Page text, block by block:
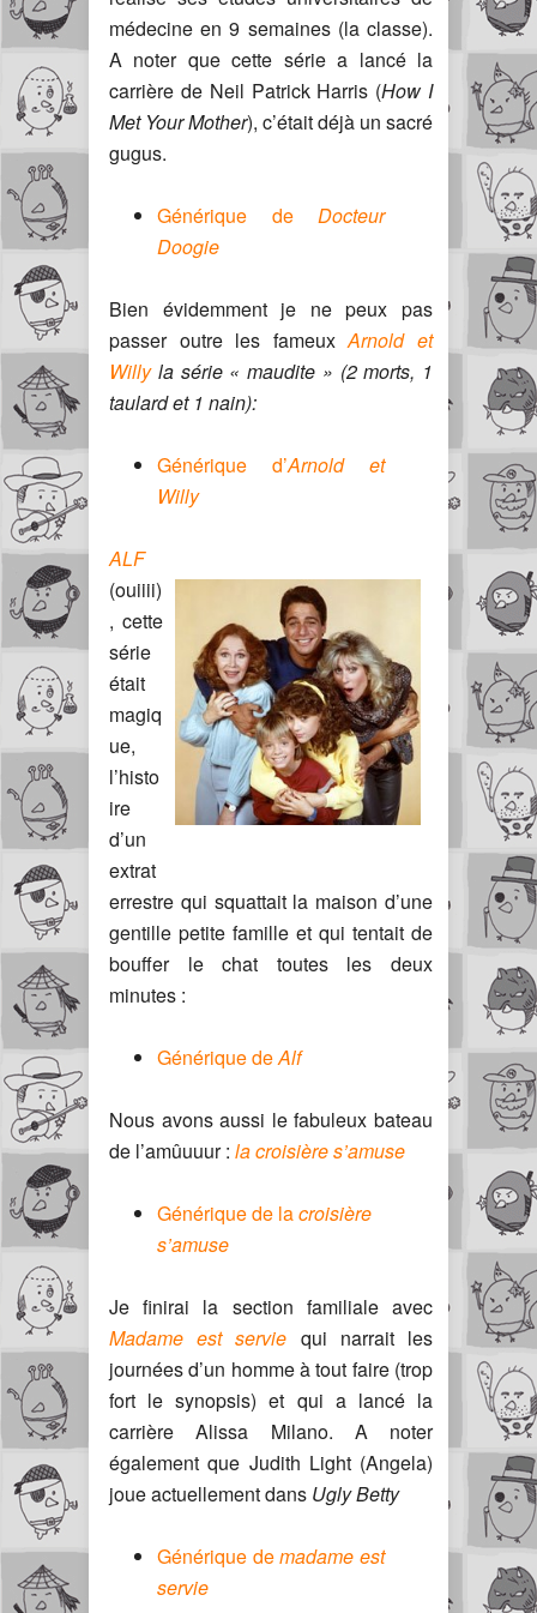
médecine en 9 semaines (la classe).
A noter que cette série a lancé la
carrière de Neil Patrick Harris (How I
Met Your Mother), c’était déjà un sacré
gugus.
Générique de Docteur
Doogie
Bien évidemment je ne peux pas
passer outre les fameuxArnold et
Willyla série « maudite » (2 morts, 1
taulard et 1 nain):
Générique d’Arnold et
Willy
ALF
(ouiiii)
, cette
série
était
magiq
ue,
l’histo
ire
d’un
extrat
errestre qui squattait la maison d’une
gentille petite famille et qui tentait de
bouffer le chat toutes les deux
minutes :
Générique deAlf
Nous avons aussi le fabuleux bateau
de l’amûuuur : la croisière s’amuse
Générique de lacroisière
s’amuse
Je finirai la section familiale avec
Madame est servie qui narrait les
journées d’un homme à tout faire (trop
fort le synopsis) et qui a lancé la
carrière Alissa Milano. A noter
également que Judith Light (Angela)
joue actuellement dans Ugly Betty
Générique demadame est
servie